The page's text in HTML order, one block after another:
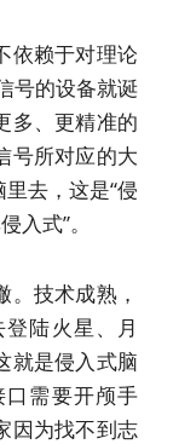
依赖于对理论
号的设备就诞
多、更精准的
号所对应的大
去，这是“侵
入式”。
技术成熟，
陆火星、月
是侵入式脑
需要开颅手
因为找不到志